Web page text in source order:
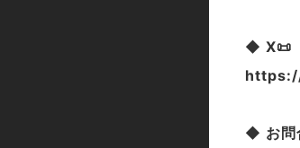
◆ X📜
◆ お問